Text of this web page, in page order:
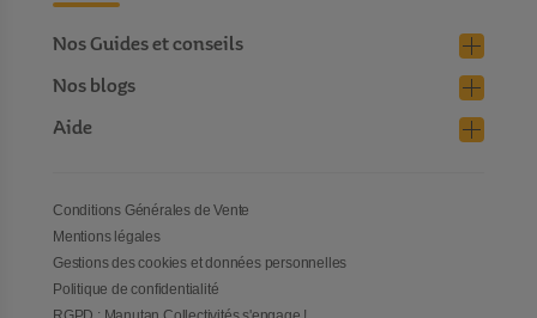
Nos Guides et conseils
Nos blogs
Aide
Conditions Générales de Vente
Mentions légales
Gestions des cookies et données personnelles
Politique de confidentialité